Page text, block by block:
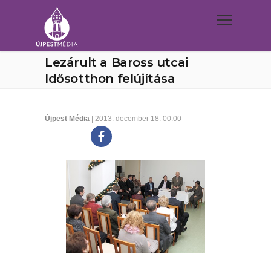
Lezárult a Baross utcai
Idősotthon felújítása
Újpest Média | 2013. december 18. 00:00